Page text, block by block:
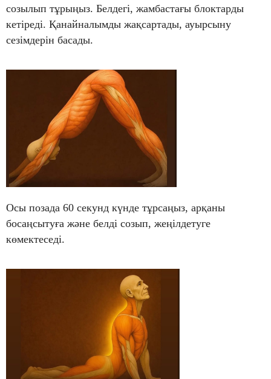
созылып тұрыңыз. Белдегі, жамбастағы блоктарды
кетіреді. Қанайналымды жақсартады, ауырсыну
сезімдерін басады.
Осы позада 60 секунд күнде тұрсаңыз, арқаны
босаңсытуға және белді созып, жеңілдетуге
көмектеседі.